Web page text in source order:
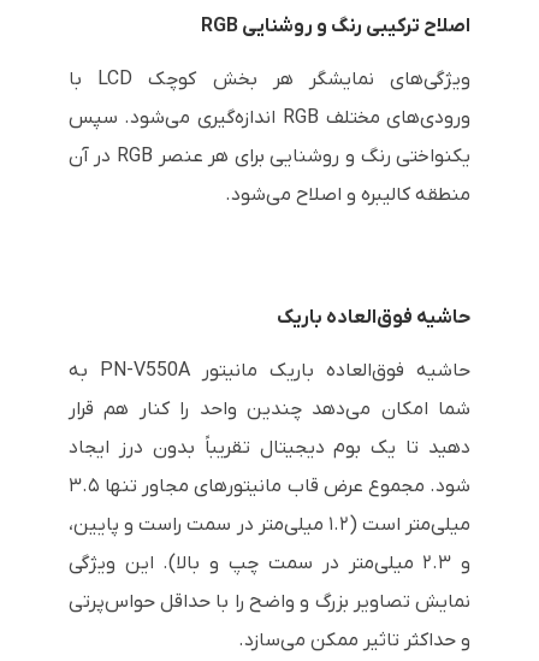
اصلاح ترکیبی رنگ و روشنایی RGB
ویژگی‌های نمایشگر هر بخش کوچک LCD با
ورودی‌های مختلف RGB اندازه‌گیری می‌شود. سپس
یکنواختی رنگ و روشنایی برای هر عنصر RGB در آن
منطقه کالیبره و اصلاح می‌شود.
حاشیه فوق‌العاده باریک
حاشیه فوق‌العاده باریک مانیتور PN-V550A به
شما امکان می‌دهد چندین واحد را کنار هم قرار
دهید تا یک بوم دیجیتال تقریباً بدون درز ایجاد
شود. مجموع عرض قاب مانیتورهای مجاور تنها ۳.۵
میلی‌متر است (۱.۲ میلی‌متر در سمت راست و پایین،
و ۲.۳ میلی‌متر در سمت چپ و بالا). این ویژگی
نمایش تصاویر بزرگ و واضح را با حداقل حواس‌پرتی
و حداکثر تاثیر ممکن می‌سازد.